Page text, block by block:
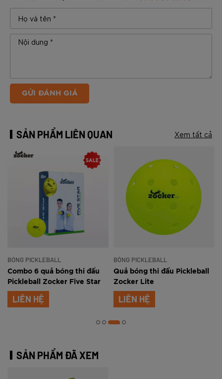
GỬI ĐÁNH GIÁ
SẢN PHẨM LIÊN QUAN Xem tất cả
BÓNG PICKLEBALL
Combo 6 quả bóng thi đấu
Pickleball Zocker Five Star
LIÊN HỆ
BÓNG PICKLEBALL
Quả bóng thi đấu Pickleball
Zocker Lite
LIÊN HỆ
SẢN PHẨM ĐÃ XEM